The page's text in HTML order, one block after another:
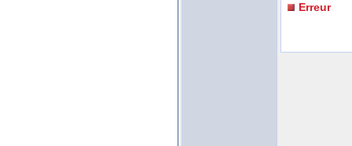
Erreur